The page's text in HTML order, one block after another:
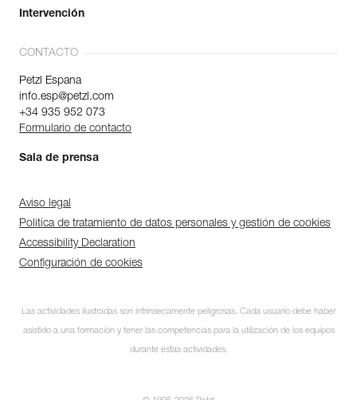
Intervención
CONTACTO
Petzl Espana
info.esp@petzl.com
+34 935 952 073
Formulario de contacto
Sala de prensa
Aviso legal
Política de tratamiento de datos personales y gestión de cookies
Accessibility Declaration
Configuración de cookies
Las actividades ilustradas son intrínsecamente peligrosas. Cada usuario debe haber
asistido a una formación y tener las competencias para la utilización de los equipos
durante estas actividades.